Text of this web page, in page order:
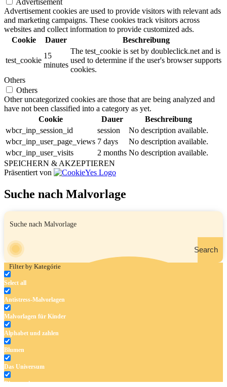
Advertisement cookies are used to provide visitors with relevant ads
and marketing campaigns. These cookies track visitors across
websites and collect information to provide customized ads.
Cookie
Dauer Beschreibung
test_cookie
15
minutes
The test_cookie is set by doubleclick.net and is
used to determine if the user's browser supports
cookies.
Others
Others
Other uncategorized cookies are those that are being analyzed and
have not been classified into a category as yet.
Cookie
Dauer
Beschreibung
wbcr_inp_session_id
session
No description available.
wbcr_inp_user_page_views 7 days
No description available.
wbcr_inp_user_visits
2 months No description available.
SPEICHERN & AKZEPTIEREN
Präsentiert von
Suche nach Malvorlage
Search
Filter by Kategórie
Select all
Antistress-Malvorlagen
Malvorlagen für Kinder
Alphabet und zahlen
Blumen
Das Universum
Dinosaurier